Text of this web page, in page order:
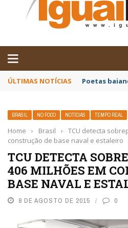
ÚLTIMAS NOTÍCIAS Poetas
BRASIL NO FOCO NOTÍCIAS TEMPO REAL
Home › Brasil ›
TCU detecta
construção de base naval e estaleiro
TCU DETECTA
406 MILHÕES EM
BASE NAVAL E
8 DE AGOSTO DE 2015 0